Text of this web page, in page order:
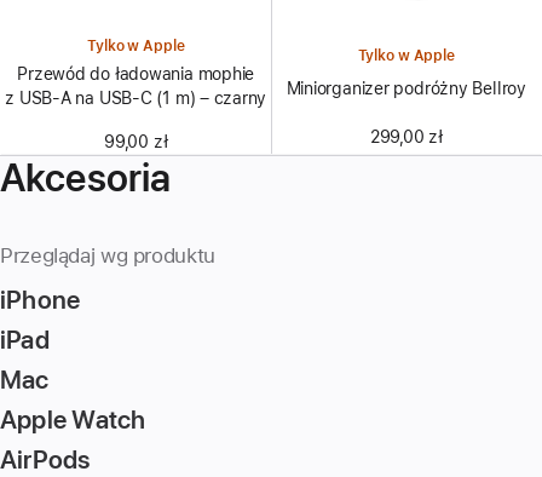
Tylko w Apple
Przewód do ładowania mophie
z USB‑A na USB‑C (1 m) – czarny
99,00 zł
Tylko w Apple
Miniorganizer podróżny Bellroy
299,00 zł
Akcesoria
Przeglądaj wg produktu
iPhone
iPad
Mac
Apple Watch
AirPods